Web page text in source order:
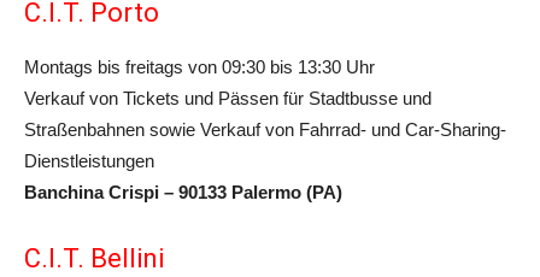
C.I.T. Porto
Montags bis freitags von 09:30 bis 13:30 Uhr
Verkauf von Tickets und Pässen für Stadtbusse und
Straßenbahnen sowie Verkauf von Fahrrad- und Car-Sharing-
Dienstleistungen
Banchina Crispi – 90133 Palermo (PA)
C.I.T. Bellini